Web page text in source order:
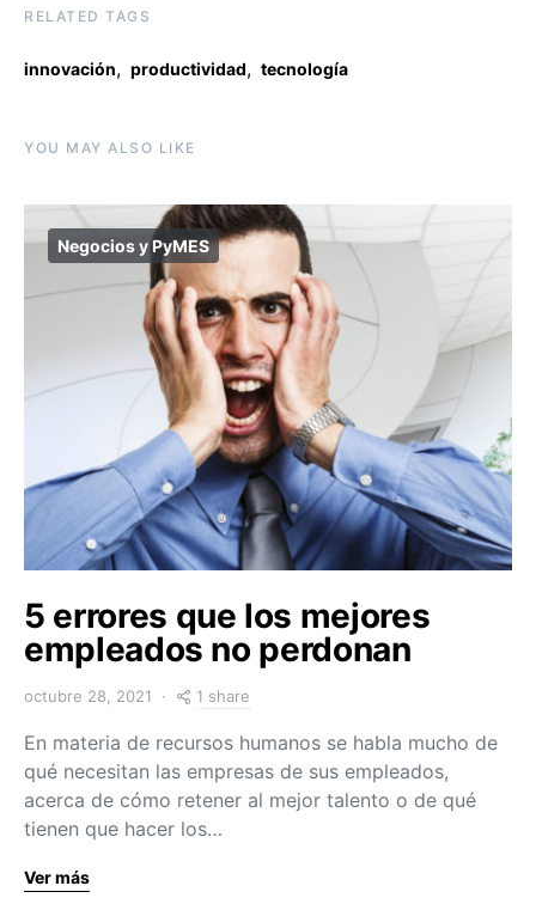
RELATED TAGS
innovación, productividad, tecnología
YOU MAY ALSO LIKE
Negocios y PyMES
5 errores que los mejores
empleados no perdonan
octubre 28, 2021 1 share
En materia de recursos humanos se habla mucho de
qué necesitan las empresas de sus empleados,
acerca de cómo retener al mejor talento o de qué
tienen que hacer los…
Ver más